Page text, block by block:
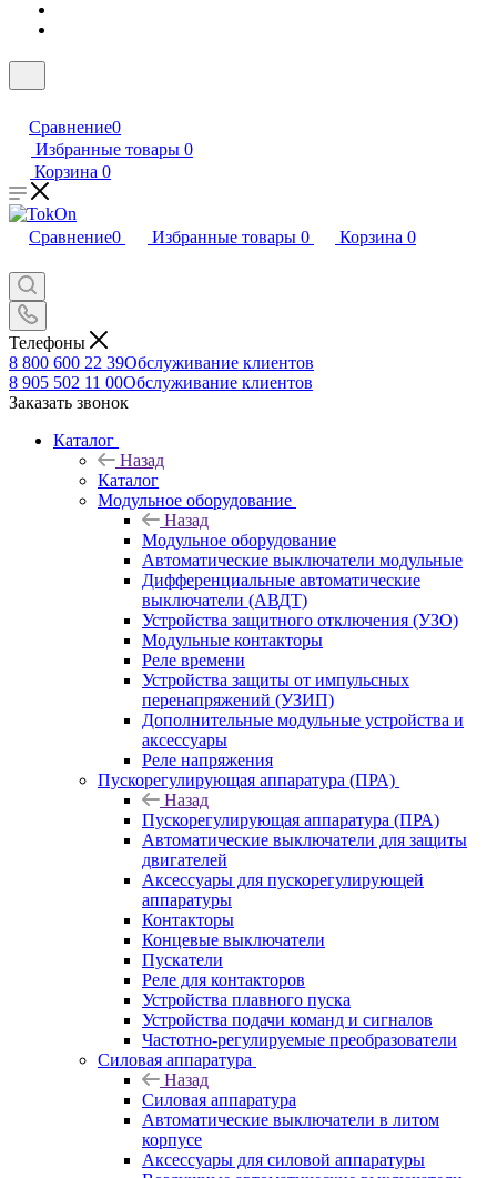
Сравнение0
Избранные товары 0
Корзина 0
Сравнение0 Избранные товары 0 Корзина 0
Телефоны
8 800 600 22 39Обслуживание клиентов
8 905 502 11 00Обслуживание клиентов
Заказать звонок
Каталог
Назад
Каталог
Модульное оборудование
Назад
Модульное оборудование
Автоматические выключатели модульные
Дифференциальные автоматические
выключатели (АВДТ)
Устройства защитного отключения (УЗО)
Модульные контакторы
Реле времени
Устройства защиты от импульсных
перенапряжений (УЗИП)
Дополнительные модульные устройства и
аксессуары
Реле напряжения
Пускорегулирующая аппаратура (ПРА)
Назад
Пускорегулирующая аппаратура (ПРА)
Автоматические выключатели для защиты
двигателей
Аксессуары для пускорегулирующей
аппаратуры
Контакторы
Концевые выключатели
Пускатели
Реле для контакторов
Устройства плавного пуска
Устройства подачи команд и сигналов
Частотно-регулируемые преобразователи
Силовая аппаратура
Назад
Силовая аппаратура
Автоматические выключатели в литом
корпусе
Аксессуары для силовой аппаратуры